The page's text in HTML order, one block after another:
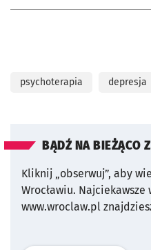
psychoterapia depresja
BĄDŹ NA BIEŻĄCO
Kliknij „obserwuj”, aby
Wrocławiu. Najciekawsze
www.wroclaw.pl